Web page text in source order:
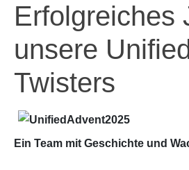
Erfolgreiches
unsere Unified
Twisters
Ein Team mit Geschichte und